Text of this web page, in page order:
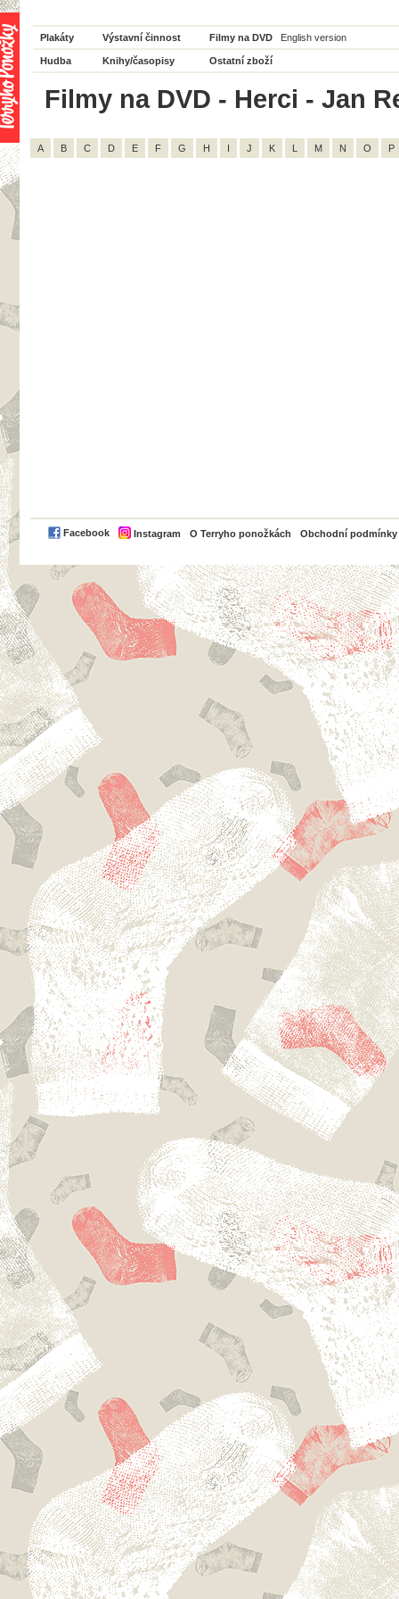
Plakáty Výstavní činnost Filmy na DVD English version
Hudba Knihy/časopisy Ostatní zboží
Filmy na DVD - Herci - Jan
A B C D E F G H I J K L M N O P
Facebook Instagram O Terryho ponožkách Obchodní podmínky
PayPal